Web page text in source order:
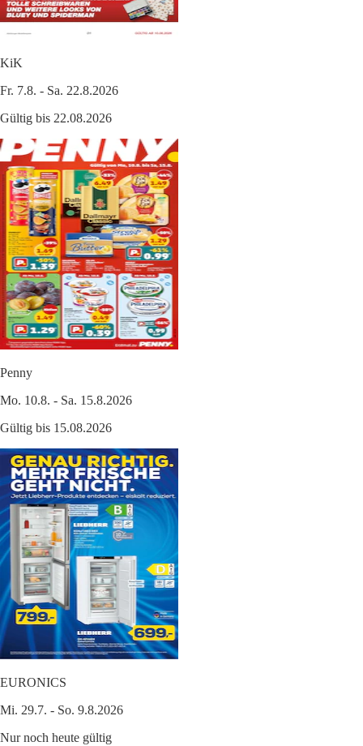
KiK
Fr. 7.8. - Sa. 22.8.2026
Gültig bis 22.08.2026
Penny
Mo. 10.8. - Sa. 15.8.2026
Gültig bis 15.08.2026
EURONICS
Mi. 29.7. - So. 9.8.2026
Nur noch heute gültig